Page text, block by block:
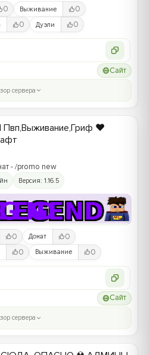
0 Выживание 0
0 Дуэли 0
Сайт
сервера
Пвп,Выживание,Гриф ❤️
- /promo new
Версия: 1.16.5
0 Донат 0
0 Выживание 0
Сайт
сервера